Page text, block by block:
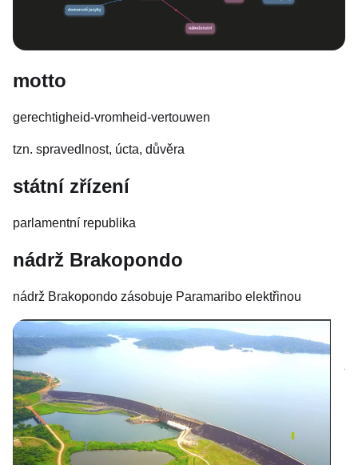
motto
gerechtigheid-vromheid-vertouwen
tzn. spravedlnost, úcta, důvěra
státní zřízení
parlamentní republika
nádrž Brakopondo
nádrž Brakopondo zásobuje Paramaribo elektřinou